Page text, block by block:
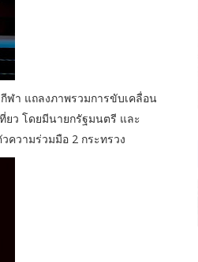
ฬา แถลงภาพรวมการขับเคลื่อน
ยว โดยมีนายกรัฐมนตรี และ
ความร่วมมือ 2 กระทรวง